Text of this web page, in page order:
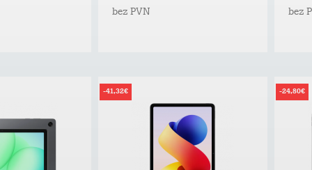
bez PVN
bez
-41,32€ -24,80€